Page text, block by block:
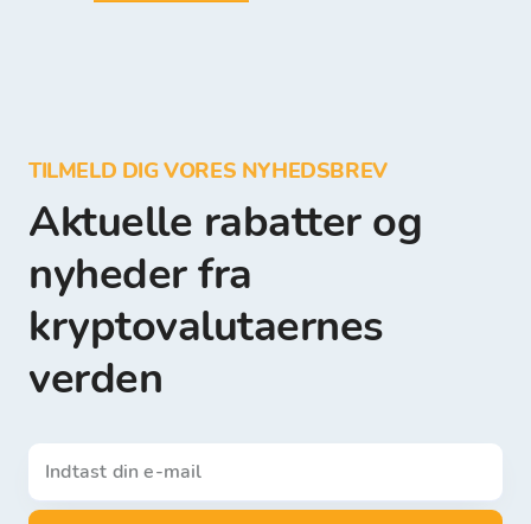
TILMELD DIG VORES NYHEDSBREV
Aktuelle rabatter og
nyheder fra
kryptovalutaernes
verden